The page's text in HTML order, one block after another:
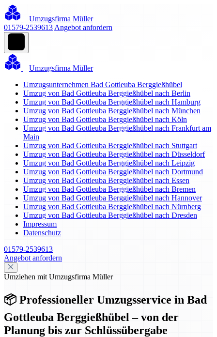
Umzugsfirma Müller
01579-2539613 Angebot anfordern
Umzugsfirma Müller
Umzugsunternehmen Bad Gottleuba Berggießhübel
Umzug von Bad Gottleuba Berggießhübel nach Berlin
Umzug von Bad Gottleuba Berggießhübel nach Hamburg
Umzug von Bad Gottleuba Berggießhübel nach München
Umzug von Bad Gottleuba Berggießhübel nach Köln
Umzug von Bad Gottleuba Berggießhübel nach Frankfurt am
Main
Umzug von Bad Gottleuba Berggießhübel nach Stuttgart
Umzug von Bad Gottleuba Berggießhübel nach Düsseldorf
Umzug von Bad Gottleuba Berggießhübel nach Leipzig
Umzug von Bad Gottleuba Berggießhübel nach Dortmund
Umzug von Bad Gottleuba Berggießhübel nach Essen
Umzug von Bad Gottleuba Berggießhübel nach Bremen
Umzug von Bad Gottleuba Berggießhübel nach Hannover
Umzug von Bad Gottleuba Berggießhübel nach Nürnberg
Umzug von Bad Gottleuba Berggießhübel nach Dresden
Impressum
Datenschutz
01579-2539613
Angebot anfordern
Umziehen mit Umzugsfirma Müller
📦 Professioneller Umzugsservice in Bad
Gottleuba Berggießhübel – von der
Planung bis zur Schlüssübergabe